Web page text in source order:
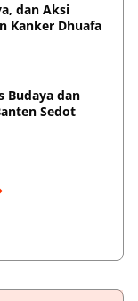
dan Aksi
Kanker Dhuafa
Budaya dan
Sedot